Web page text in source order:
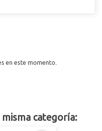
en este momento.
categoría: